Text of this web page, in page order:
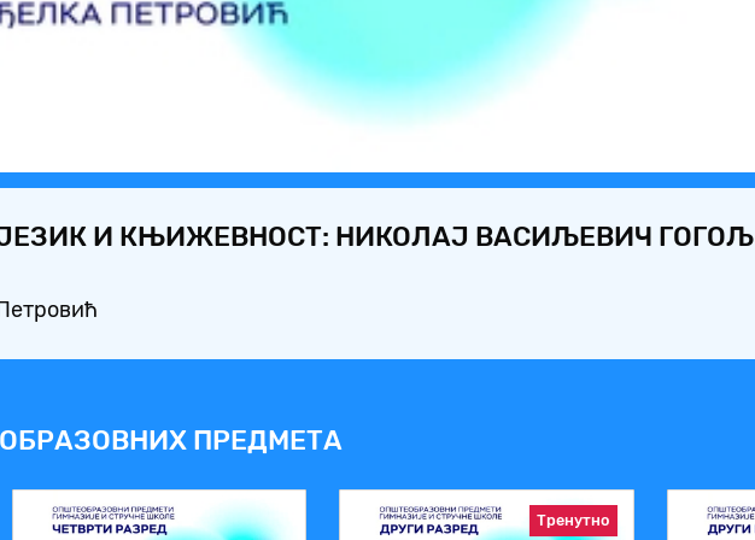
И КЊИЖЕВНОСТ: НИКОЛАЈ ВАСИЉЕВИЧ ГОГОЉ
ПРЕДМЕТА
Тренутно